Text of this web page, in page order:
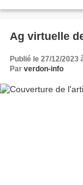
Ag virtuelle
Publié le 27/12/2023
Par verdon-info